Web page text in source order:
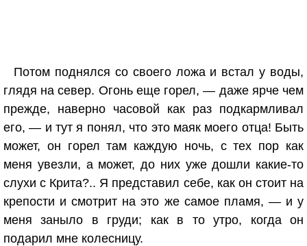
Потом поднялся со своего ложа и встал у воды,
глядя на север. Огонь еще горел, — даже ярче чем
прежде, наверно часовой как раз подкармливал
его, — и тут я понял, что это маяк моего отца! Быть
может, он горел там каждую ночь, с тех пор как
меня увезли, а может, до них уже дошли какие-то
слухи с Крита?.. Я представил себе, как он стоит на
крепости и смотрит на это же самое пламя, — и у
меня заныло в груди; как в то утро, когда он
подарил мне колесницу.